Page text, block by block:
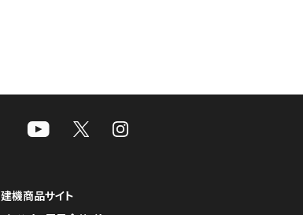
建機商品サイト